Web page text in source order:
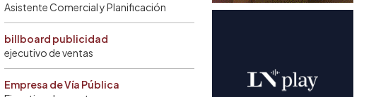
Asistente Comercial y Planificación
billboard publicidad
ejecutivo de ventas
Empresa de Vía Pública